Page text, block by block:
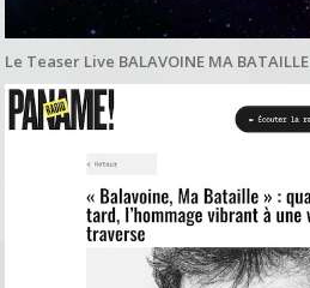
Le Teaser Live BALAVOINE MA BATAILLE